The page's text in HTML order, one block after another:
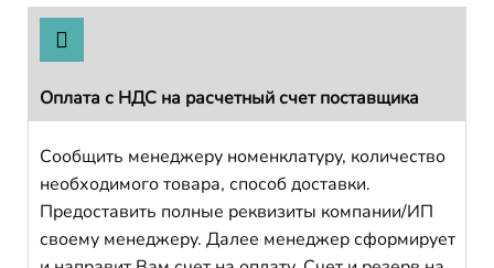
Оплата с НДС на расчетный счет поставщика
Сообщить менеджеру номенклатуру, количество
необходимого товара, способ доставки.
Предоставить полные реквизиты компании/ИП
своему менеджеру. Далее менеджер сформирует